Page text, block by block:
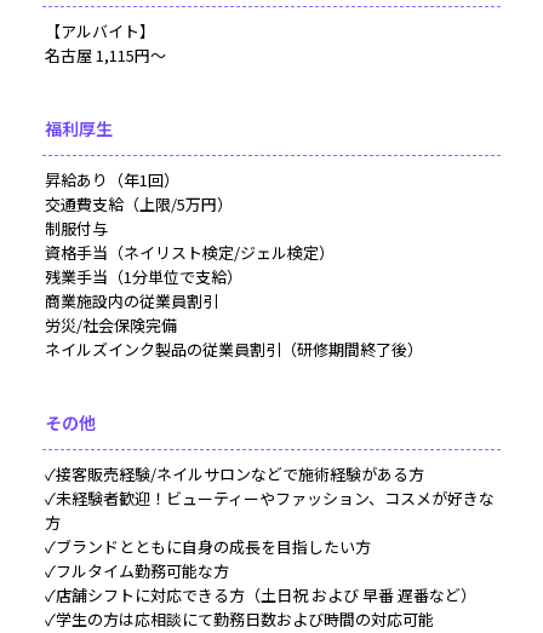
【アルバイト】
名古屋 1,115円～
福利厚生
昇給あり（年1回）
交通費支給（上限/5万円）
制服付与
資格手当（ネイリスト検定/ジェル検定）
残業手当（1分単位で支給）
商業施設内の従業員割引
労災/社会保険完備
ネイルズインク製品の従業員割引（研修期間終了後）
その他
✓接客販売経験/ネイルサロンなどで施術経験がある方
✓未経験者歓迎！ビューティーやファッション、コスメが好きな
方
✓ブランドとともに自身の成長を目指したい方
✓フルタイム勤務可能な方
✓店舗シフトに対応できる方（土日祝 および 早番 遅番など）
✓学生の方は応相談にて勤務日数および時間の対応可能